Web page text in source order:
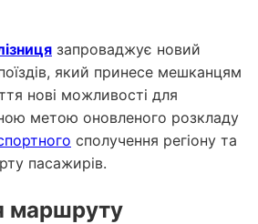
запроваджує новий
який принесе мешканцям
нові можливості для
метою оновленого розкладу
сполучення регіону та
пасажирів.
маршруту